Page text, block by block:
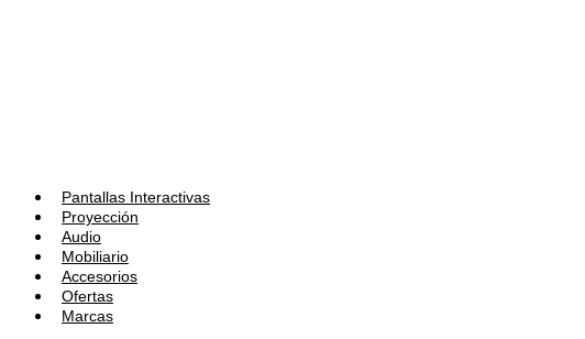
Pantallas Interactivas
Proyección
Audio
Mobiliario
Accesorios
Ofertas
Marcas